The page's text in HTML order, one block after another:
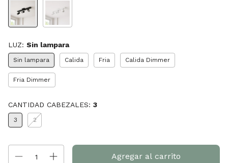
LUZ: Sin lampara
Sin lampara Calida Fria Calida Dimmer
Fria Dimmer
CANTIDAD CABEZALES: 3
3 2